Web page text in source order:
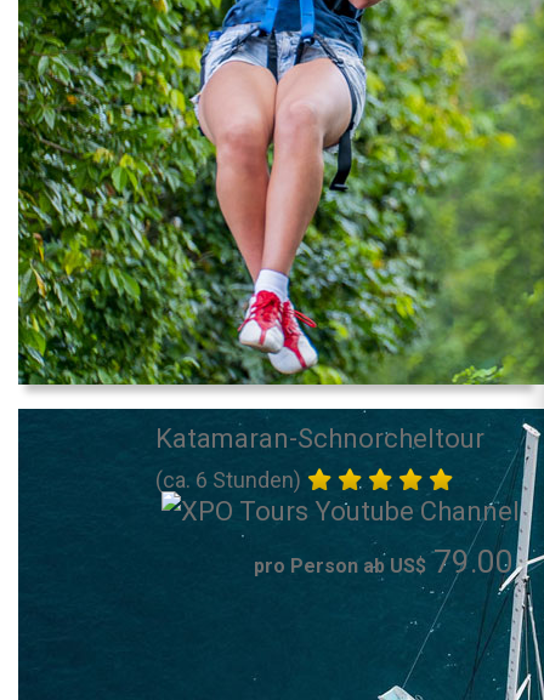
Katamaran-Schnorcheltour
(ca. 6 Stunden)
pro Person ab US$ 79.00